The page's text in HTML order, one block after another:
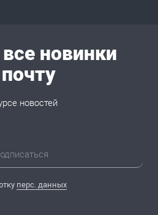
новинки
новостей
перс. данных